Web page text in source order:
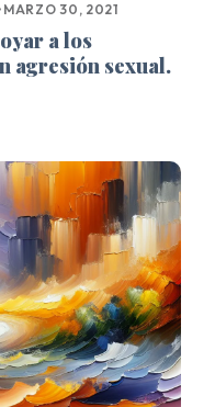
MARZO 30, 2021
a los
agresión sexual.